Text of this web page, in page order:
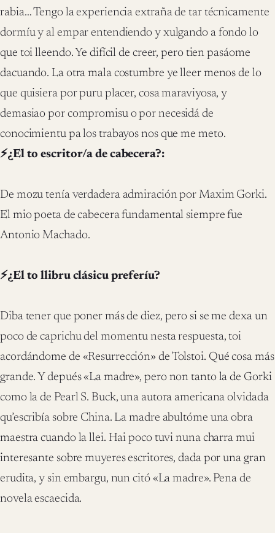
rabia… Tengo la experiencia extraña de tar técnicamente
dormíu y al empar entendiendo y xulgando a fondo lo
que toi lleendo. Ye difícil de creer, pero tien pasáome
dacuando. La otra mala costumbre ye lleer menos de lo
que quisiera por puru placer, cosa maraviyosa, y
demasiao por compromisu o por necesidá de
conocimientu pa los trabayos nos que me meto.
⚡¿El to escritor/a de cabecera?:
De mozu tenía verdadera admiración por Maxim Gorki.
El mio poeta de cabecera fundamental siempre fue
Antonio Machado.
⚡¿El to llibru clásicu preferíu?
Diba tener que poner más de diez, pero si se me dexa un
poco de caprichu del momentu nesta respuesta, toi
acordándome de «Resurrección» de Tolstoi. Qué cosa más
grande. Y depués «La madre», pero non tanto la de Gorki
como la de Pearl S. Buck, una autora americana olvidada
qu’escribía sobre China. La madre abultóme una obra
maestra cuando la llei. Hai poco tuvi nuna charra mui
interesante sobre muyeres escritores, dada por una gran
erudita, y sin embargu, nun citó «La madre». Pena de
novela escaecida.